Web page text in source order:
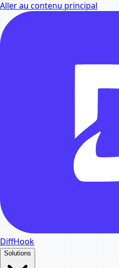
Aller au contenu principal
DiffHook
Solutions